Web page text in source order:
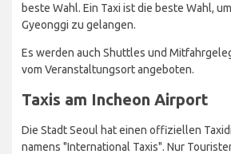
beste Wahl. Ein Taxi ist die beste Wahl,
Gyeonggi zu gelangen.
Es werden auch Shuttles und
vom Veranstaltungsort angeboten.
Taxis am Incheon Airport
Die Stadt Seoul hat einen offiziellen
namens "International Taxis". Nur